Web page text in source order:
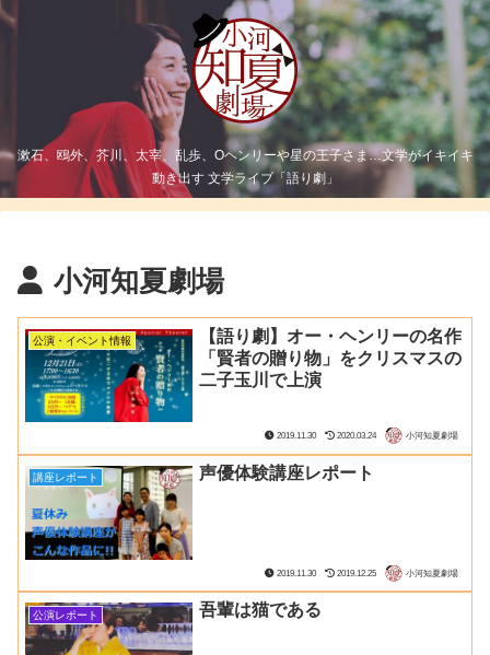
漱石、鴎外、芥川、太宰、乱歩、Oヘンリーや星の王子さま…文学がイキイキ
動き出す 文学ライブ「語り劇」
小河知夏劇場
公演・イベント情報
【語り劇】オー・ヘンリーの名作
「賢者の贈り物」をクリスマスの
二子玉川で上演
2019.11.30 2020.03.24 小河知夏劇場
講座レポート 声優体験講座レポート
2019.11.30 2019.12.25 小河知夏劇場
公演レポート 吾輩は猫である